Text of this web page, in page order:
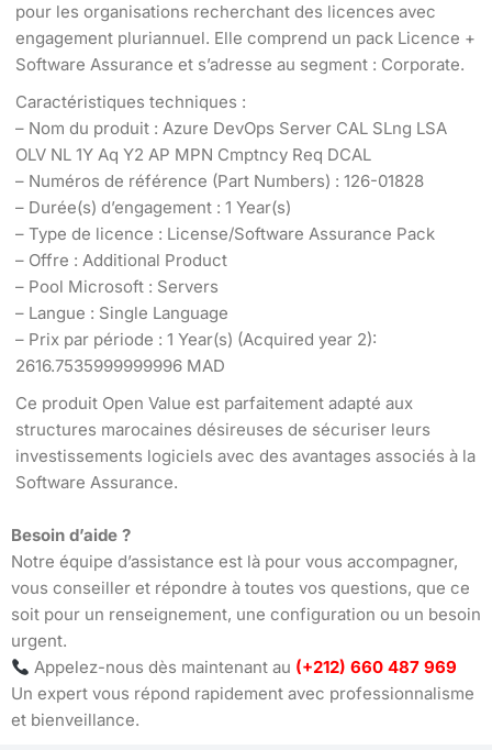
pour les organisations recherchant des licences avec
engagement pluriannuel. Elle comprend un pack Licence +
Software Assurance et s’adresse au segment : Corporate.
Caractéristiques techniques :
– Nom du produit : Azure DevOps Server CAL SLng LSA
OLV NL 1Y Aq Y2 AP MPN Cmptncy Req DCAL
– Numéros de référence (Part Numbers) : 126-01828
– Durée(s) d’engagement : 1 Year(s)
– Type de licence : License/Software Assurance Pack
– Offre : Additional Product
– Pool Microsoft : Servers
– Langue : Single Language
– Prix par période : 1 Year(s) (Acquired year 2):
2616.7535999999996 MAD
Ce produit Open Value est parfaitement adapté aux
structures marocaines désireuses de sécuriser leurs
investissements logiciels avec des avantages associés à la
Software Assurance.
Besoin d’aide ?
Notre équipe d’assistance est là pour vous accompagner,
vous conseiller et répondre à toutes vos questions, que ce
soit pour un renseignement, une configuration ou un besoin
urgent.
Appelez-nous dès maintenant au (+212) 660 487 969
Un expert vous répond rapidement avec professionnalisme
et bienveillance.